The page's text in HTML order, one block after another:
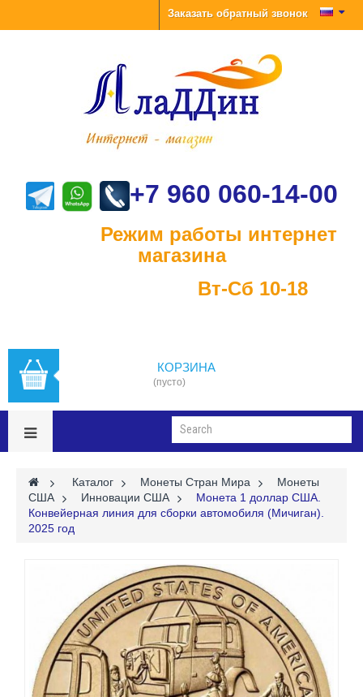
Заказать обратный звонок
+7 960 060-14-00
Режим работы интернет
магазина
Вт-Сб 10-18
КОРЗИНА
(пусто)
> Каталог > Монеты Стран Мира >
Монеты
США
> Инновации США >
Монета 1 доллар США.
Конвейерная линия для сборки автомобиля (Мичиган).
2025 год